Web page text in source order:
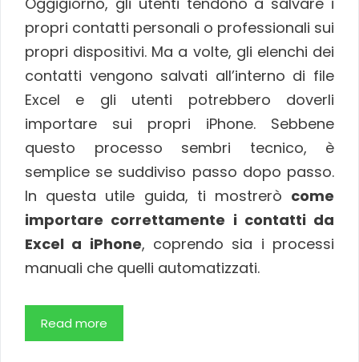
propri contatti personali o professionali sui
propri dispositivi. Ma a volte, gli elenchi dei
contatti vengono salvati all’interno di file
Excel e gli utenti potrebbero doverli
importare sui propri iPhone. Sebbene
questo processo sembri tecnico, è
semplice se suddiviso passo dopo passo.
In questa utile guida, ti mostrerò come
importare correttamente i contatti da
Excel a iPhone, coprendo sia i processi
manuali che quelli automatizzati.
Read more